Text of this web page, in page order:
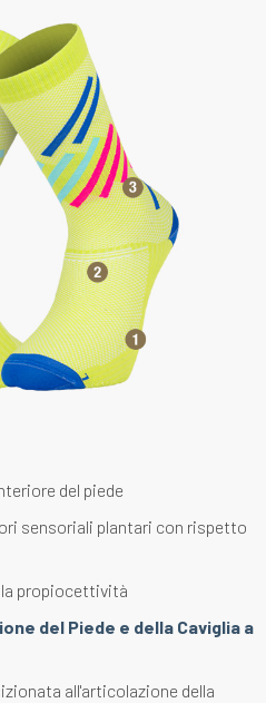
del piede
sensoriali plantari con rispetto
propiocettività
del Piede e della Caviglia a
all'articolazione della